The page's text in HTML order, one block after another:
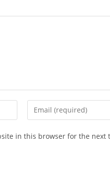
in this browser for the next